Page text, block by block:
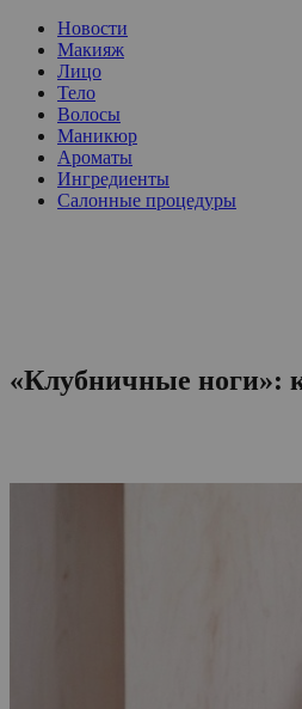
Новости
Макияж
Лицо
Тело
Волосы
Маникюр
Ароматы
Ингредиенты
Салонные процедуры
«Клубничные ноги»: